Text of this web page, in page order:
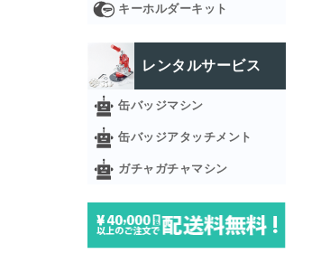
キーホルダーキット
レンタルサービス
缶バッジマシン
缶バッジアタッチメント
ガチャガチャマシン